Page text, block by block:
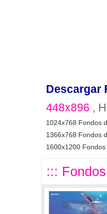
Descargar
448x896 ,
1024x768 Fondos
1366x768 Fondos
1600x1200
:::